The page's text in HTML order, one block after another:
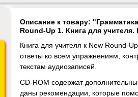
Описание к товару:
Round-Up 1. Книга для
Книга для учителя к New Round-
ответы ко всем упражнениям,
текстам аудиозаписей.
CD-ROM содержат
даны рекомендации, которые